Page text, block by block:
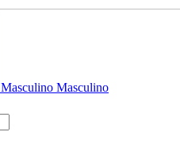
Masculino Masculino